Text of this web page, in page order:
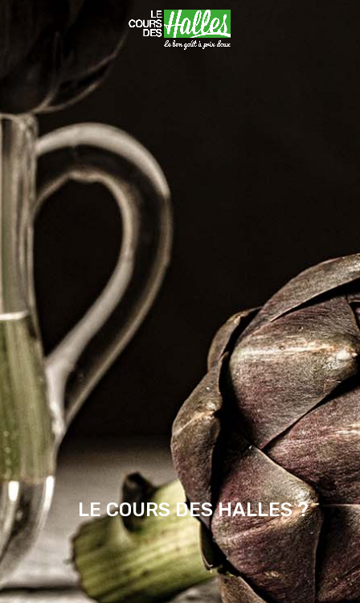
Hit enter to search or ESC to close
LE COURS DES HALLES ?